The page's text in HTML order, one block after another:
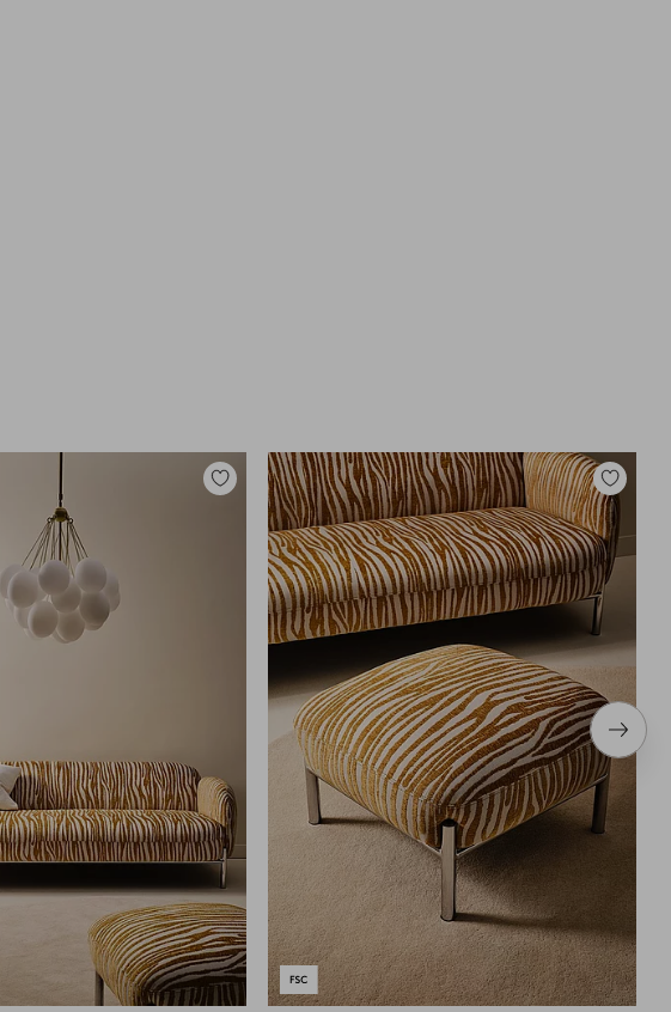
Toevoegen
favorieten
aan
item